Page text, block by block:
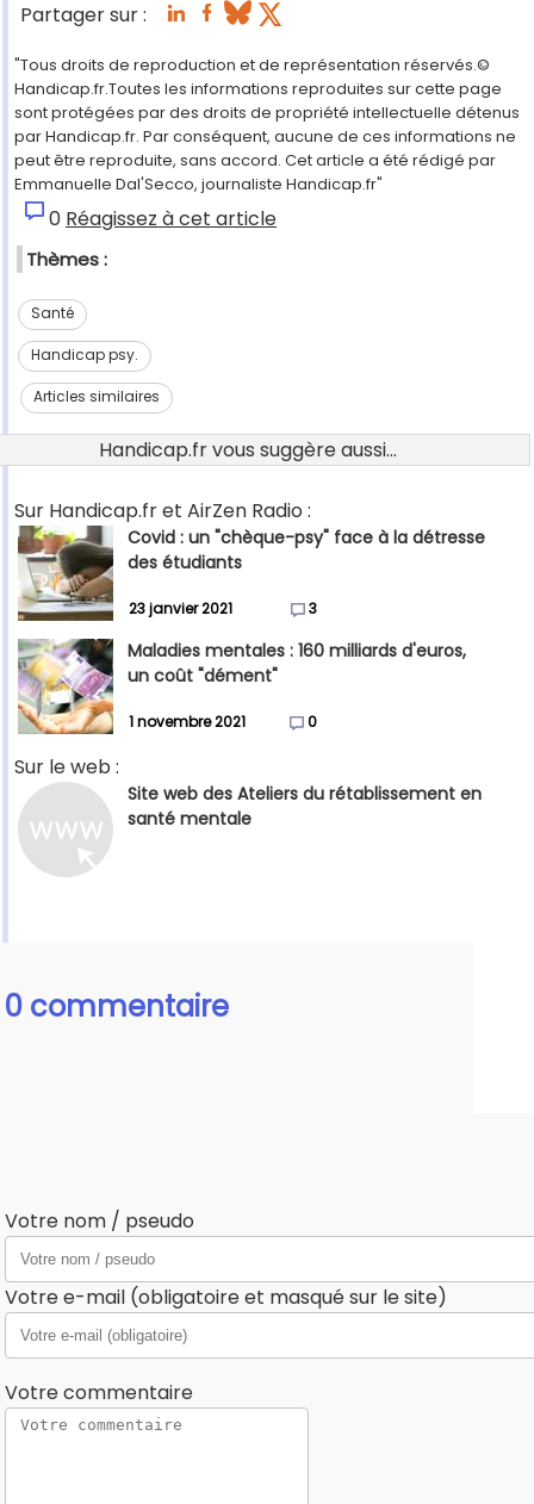
Partager sur :
"Tous droits de reproduction et de représentation réservés.©
Handicap.fr.Toutes les informations reproduites sur cette page
sont protégées par des droits de propriété intellectuelle détenus
par Handicap.fr. Par conséquent, aucune de ces informations ne
peut être reproduite, sans accord. Cet article a été rédigé par
Emmanuelle Dal'Secco, journaliste Handicap.fr"
0 Réagissez à cet article
Thèmes :
Santé
Handicap psy.
Articles similaires
Handicap.fr vous suggère aussi...
Sur Handicap.fr et AirZen Radio :
Covid : un "chèque-psy" face à la détresse
des étudiants
23 janvier 2021 3
Maladies mentales : 160 milliards d'euros,
un coût "dément"
1 novembre 2021 0
Sur le web :
Site web des Ateliers du rétablissement en
santé mentale
0 commentaire
Votre nom / pseudo
Votre e-mail (obligatoire et masqué sur le site)
Votre commentaire